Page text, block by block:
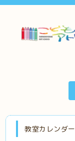
教室カレンダー